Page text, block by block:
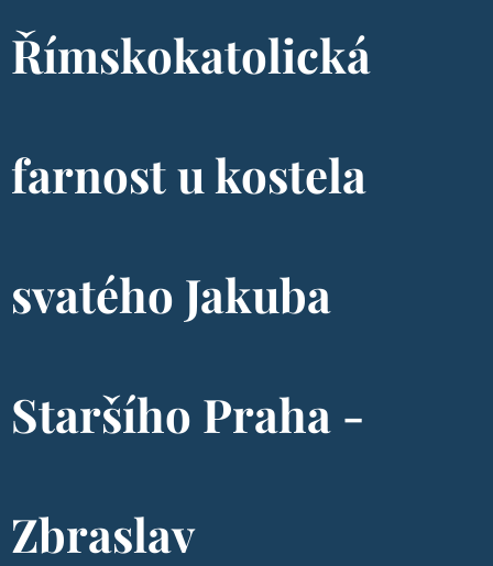
Římskokatolická
farnost u kostela
svatého Jakuba
Staršího Praha -
Zbraslav